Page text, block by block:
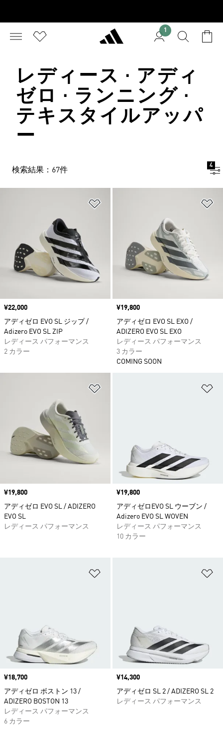
1
レディース · アディ
ゼロ · ランニング ·
テキスタイルアッパ
ー
検索結果：67件
4
価格
¥22,000
アディゼロ EVO SL ジップ /
Adizero EVO SL ZIP
レディース パフォーマンス
2 カラー
価格
¥19,800
アディゼロ EVO SL EXO /
ADIZERO EVO SL EXO
レディース パフォーマンス
3 カラー
COMING SOON
価格
¥19,800
アディゼロ EVO SL / ADIZERO
EVO SL
レディース パフォーマンス
価格
¥19,800
アディゼロEVO SL ウーブン /
Adizero EVO SL WOVEN
レディース パフォーマンス
10 カラー
価格
¥18,700
アディゼロ ボストン 13 /
ADIZERO BOSTON 13
レディース パフォーマンス
6 カラー
価格
¥14,300
アディゼロ SL 2 / ADIZERO SL 2
レディース パフォーマンス